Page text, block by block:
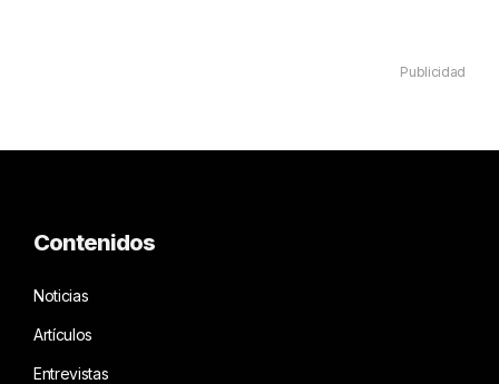
Publicidad
Contenidos
Noticias
Artículos
Entrevistas